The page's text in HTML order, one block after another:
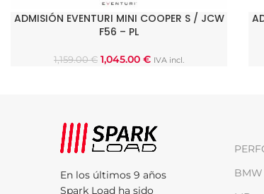
SELECCIONAR OPCIONES
ADMISIÓN EVENTURI MINI COOPER S / JCW
F56 – PL
1,159.00€ 1,045.00 € IVA incl.
En los últimos 9 años
Spark Load ha sido
BMW